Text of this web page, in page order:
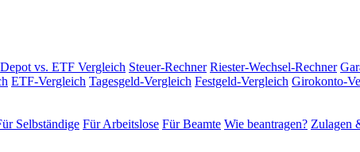
Depot vs. ETF Vergleich Steuer-Rechner Riester-Wechsel-Rechner
ETF-Vergleich Tagesgeld-Vergleich Festgeld-Vergleich Girokonto-
Selbständige Für Arbeitslose Für Beamte Wie beantragen? Zulagen